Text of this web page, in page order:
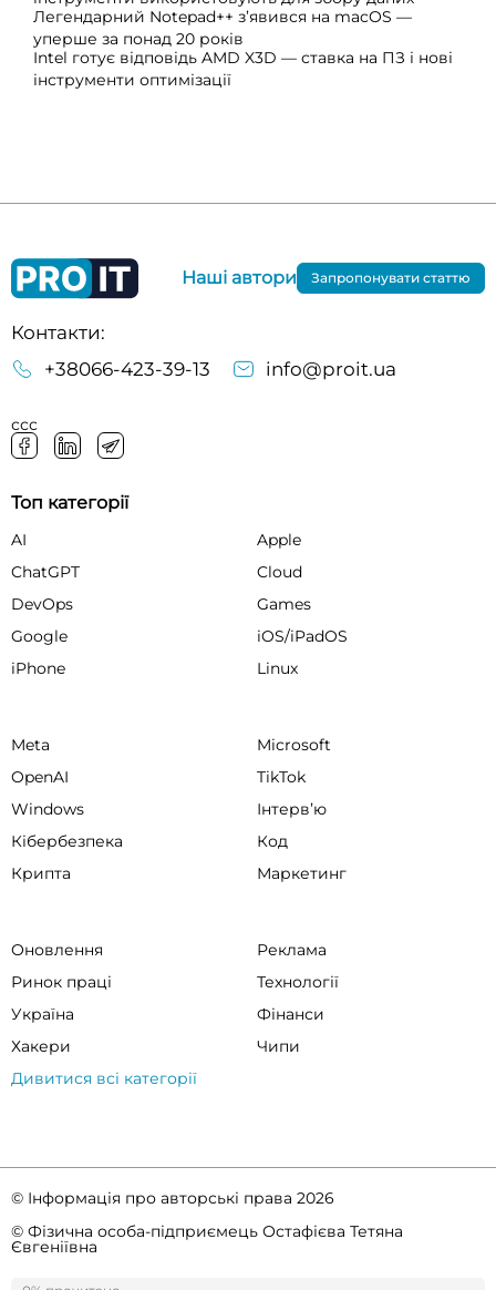
Легендарний Notepad++ з’явився на macOS —
уперше за понад 20 років
Intel готує відповідь AMD X3D — ставка на ПЗ і нові
інструменти оптимізації
Контакти:
+38066-423-39-13
info@proit.ua
ссс
Наші автори Запропонувати статтю
Топ категорії
AI
Apple
ChatGPT
Cloud
DevOps
Games
Google
iOS/iPadOS
iPhone
Linux
Meta
Microsoft
OpenAI
TikTok
Windows
Інтервʼю
Кібербезпека
Код
Крипта
Маркетинг
Оновлення
Реклама
Ринок праці
Технології
Україна
Фінанси
Хакери
Чипи
Дивитися всі категорії
© Інформація про авторські права 2026
© Фізична особа-підприємець Остафієва Тетяна
Євгеніївна
Правила спільноти